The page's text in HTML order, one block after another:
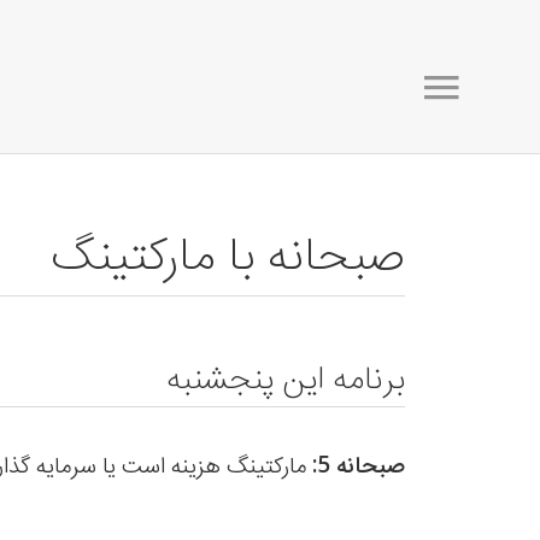
صبحانه با مارکتینگ
برنامه این پنجشنبه
صبحانه 5: مارکتینگ هزینه است یا سرمایه